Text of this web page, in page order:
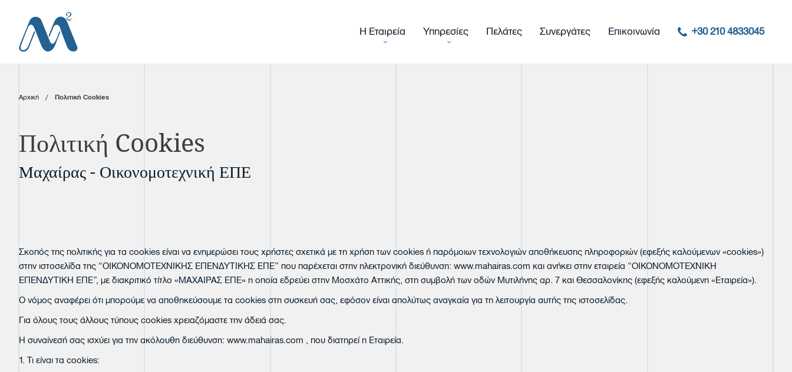
Η Εταιρεία Υπηρεσίες Πελάτες Συνεργάτες Επικοινωνία +30 210 4833045
Αρχική / Πολιτική Cookies
Πολιτική Cookies
Μαχαίρας - Οικονομοτεχνική ΕΠΕ
Σκοπός της πολιτικής για τα cookies είναι να ενημερώσει τους χρήστες σχετικά με τη χρήση των cookies ή παρόμοιων τεχνολογιών αποθήκευσης πληροφοριών (εφεξής καλούμενων «cookies»)
στην ιστοσελίδα της “ΟΙΚΟΝΟΜΟΤΕΧΝΙΚΗΣ ΕΠΕΝΔΥΤΙΚΗΣ ΕΠΕ” που παρέχεται στην ηλεκτρονική διεύθυνση: www.mahairas.com και ανήκει στην εταιρεία “ΟΙΚΟΝΟΜΟΤΕΧΝΙΚΗ
ΕΠΕΝΔΥΤΙΚΗ ΕΠΕ”, με διακριτικό τίτλο «ΜΑΧΑΙΡΑΣ ΕΠΕ» η οποία εδρεύει στην Μοσχάτο Αττικής, στη συμβολή των οδών Μυτιλήνης αρ. 7 και Θεσσαλονίκης (εφεξής καλούμενη «Εταιρεία»).
Ο νόμος αναφέρει ότι μπορούμε να αποθηκεύσουμε τα cookies στη συσκευή σας, εφόσον είναι απολύτως αναγκαία για τη λειτουργία αυτής της ιστοσελίδας.
Για όλους τους άλλους τύπους cookies χρειαζόμαστε την άδειά σας.
Η συναίνεσή σας ισχύει για την ακόλουθη διεύθυνση: www.mahairas.com , που διατηρεί η Εταιρεία.
1. Τι είναι τα cookies: